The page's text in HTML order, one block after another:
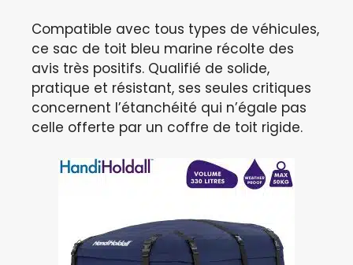
Compatible avec tous types de véhicules,
ce sac de toit bleu marine récolte des
avis très positifs. Qualifié de solide,
pratique et résistant, ses seules critiques
concernent l’étanchéité qui n’égale pas
celle offerte par un coffre de toit rigide.